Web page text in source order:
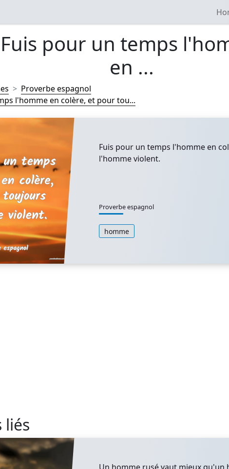
Fuis pour un temps
en ...
Proverbe espagnol
l'homme en colère, et pour tou...
Fuis pour un temps l'homme en
l'homme violent.
Proverbe espagnol
homme
liés